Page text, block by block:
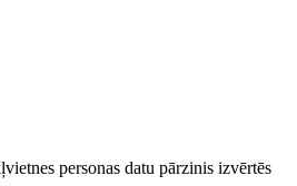
personas datu pārzinis izvērtēs